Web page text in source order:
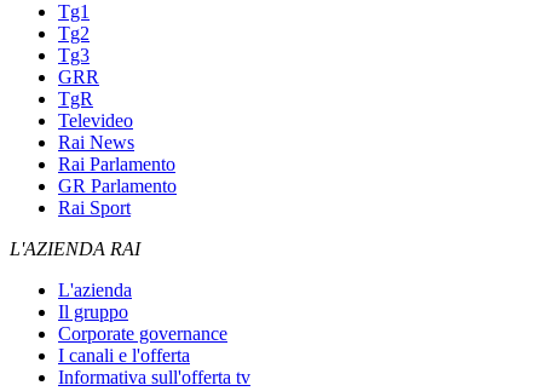
Tg1
Tg2
Tg3
GRR
TgR
Televideo
Rai News
Rai Parlamento
GR Parlamento
Rai Sport
L'AZIENDA RAI
L'azienda
Il gruppo
Corporate governance
I canali e l'offerta
Informativa sull'offerta tv